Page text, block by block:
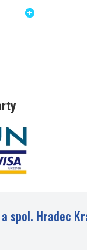
a spol. Hradec